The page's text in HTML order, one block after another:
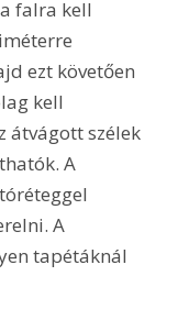
falra kell
ezt követően
kell
átvágott szélek
A
A
tapétáknál